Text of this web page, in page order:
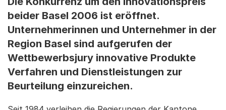
beider Basel 2006 ist eröffnet.
Unternehmerinnen und Unternehmer in der
Region Basel sind aufgerufen der
Wettbewerbsjury innovative Produkte
Verfahren und Dienstleistungen zur
Beurteilung einzureichen.